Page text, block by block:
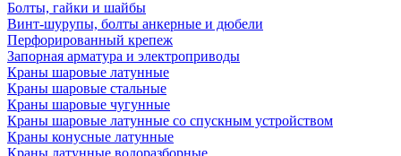
Болты, гайки и шайбы
Винт-шурупы, болты анкерные и дюбели
Перфорированный крепеж
Запорная арматура и электроприводы
Краны шаровые латунные
Краны шаровые стальные
Краны шаровые чугунные
Краны шаровые латунные со спускным устройством
Краны конусные латунные
Краны латунные водоразборные